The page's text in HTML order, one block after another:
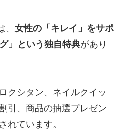
女性の「キレイ」をサポ
」という独自特典があり
クシタン、ネイルクイッ
引、商品の抽選プレゼン
れています。